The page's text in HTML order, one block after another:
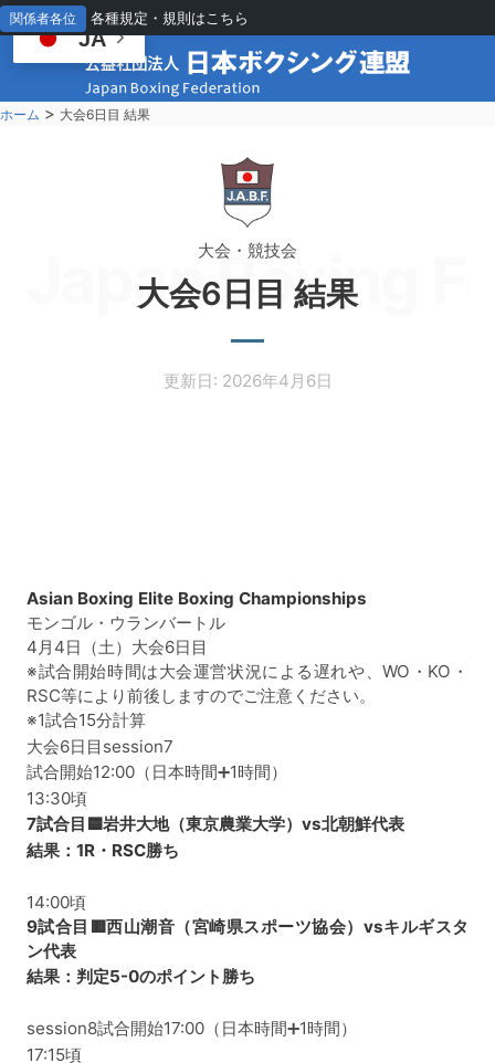
関係者各位 各種規定・規則はこちら
ホーム > 大会6日目 結果
Japan Boxing
大会・競技会
大会6日目 結果
更新日: 2026年4月6日
Asian Boxing Elite Boxing Championships
モンゴル・ウランバートル
4月4日（土）大会6日目
※試合開始時間は大会運営状況による遅れや、WO・KO・
RSC等により前後しますのでご注意ください。
※1試合15分計算
大会6日目session7
試合開始12:00（日本時間➕1時間）
13:30頃
7試合目🟦岩井大地（東京農業大学）vs北朝鮮代表
結果：1R・RSC勝ち
14:00頃
9試合目🟥西山潮音（宮崎県スポーツ協会）vsキルギスタ
ン代表
結果：判定5-0のポイント勝ち
session8試合開始17:00（日本時間➕1時間）
17:15頃
JA